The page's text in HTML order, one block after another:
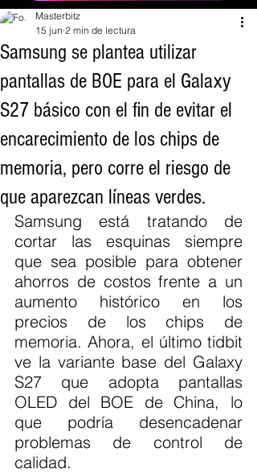
Samsung se plantea utilizar
pantallas de BOE para el Galaxy
S27 básico con el fin de evitar el
encarecimiento de los chips de
memoria, pero corre el riesgo de
que aparezcan líneas verdes.
Masterbitz
15 jun 2 min de lectura
Samsung está tratando de
cortar las esquinas siempre
que sea posible para obtener
ahorros de costos frente a un
aumento histórico en los
precios de los chips de
memoria. Ahora, el último tidbit
ve la variante base del Galaxy
S27 que adopta pantallas
OLED del BOE de China, lo
que podría desencadenar
problemas de control de
calidad.